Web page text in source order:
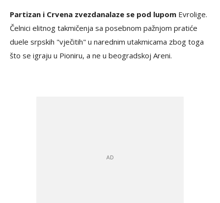
Partizan i Crvena zvezdanalaze se pod lupom Evrolige.
Čelnici elitnog takmičenja sa posebnom pažnjom pratiće
duele srpskih "vječitih" u narednim utakmicama zbog toga
što se igraju u Pioniru, a ne u beogradskoj Areni.